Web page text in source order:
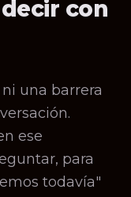
con
una barrera
ese
para
todavía"